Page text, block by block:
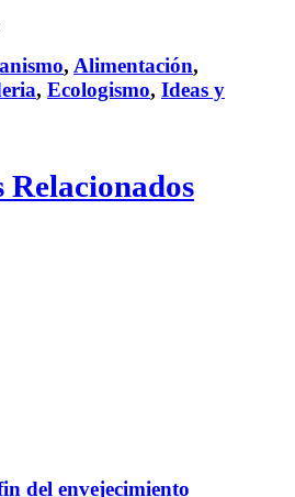
, Alimentación,
, Ecologismo, Ideas y
Relacionados
del envejecimiento